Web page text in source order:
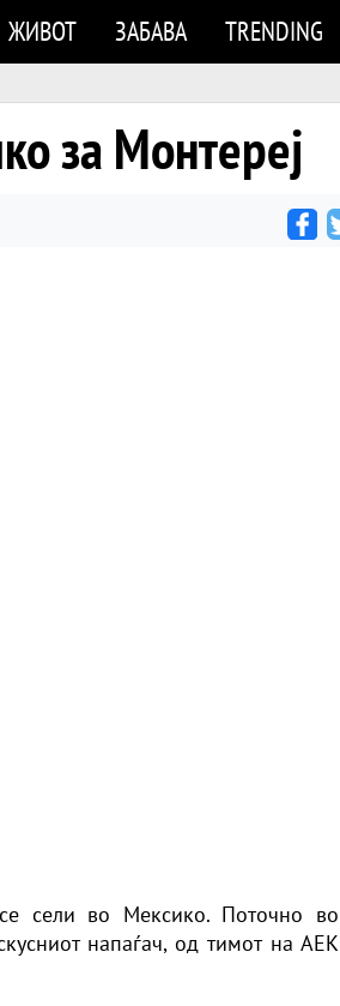
ЖИВОТ ЗАБАВА TRENDING
за Монтереј
сели во Мексико. Поточно во
напаѓач, од тимот на АЕК